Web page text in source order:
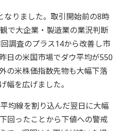
なりました。取引開始前の8時
で大企業・製造業の業況判断
調査のプラス14から改善し市
日の米国市場でダウ平均が550
の米株価指数先物も大幅下落
幅を広げました。
均線を割り込んだ翌日に大幅
回ったことから下値への警戒